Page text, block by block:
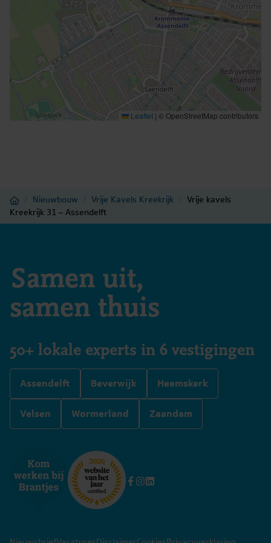
Leaflet | © OpenStreetMap contributors
Home Nieuwbouw Vrije Kavels Kreekrijk
Vrije kavels
Kreekrijk 31 – Assendelft
Samen uit,
samen thuis
50+ lokale experts in 6 vestigingen
Assendelft Beverwijk Heemskerk
Velsen Wormerland Zaandam